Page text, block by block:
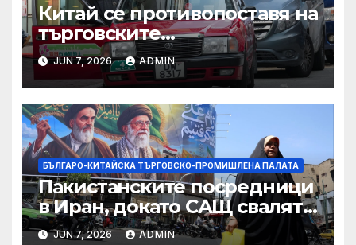
Китай се противопоставя на
търговските
ограничителни мерки на
САЩ във връзка с искове за
принудителен труд:
Министерство на
търговията
JUN 7, 2026 ADMIN
БЪЛГАРО-КИТАЙСКА ТЪРГОВСКО-ПРОМИШЛЕНА ПАЛАТА
Пакистанските посредници
в Иран, докато САЩ свалят
дронове, Ливан търси мир
JUN 7, 2026 ADMIN